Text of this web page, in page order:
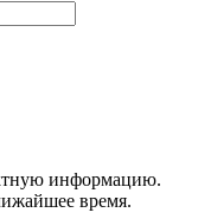
информацию.
время.